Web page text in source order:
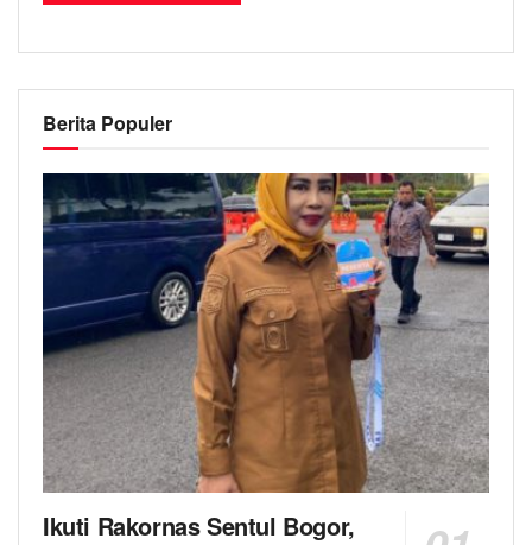
Berita Populer
Ikuti Rakornas Sentul Bogor,